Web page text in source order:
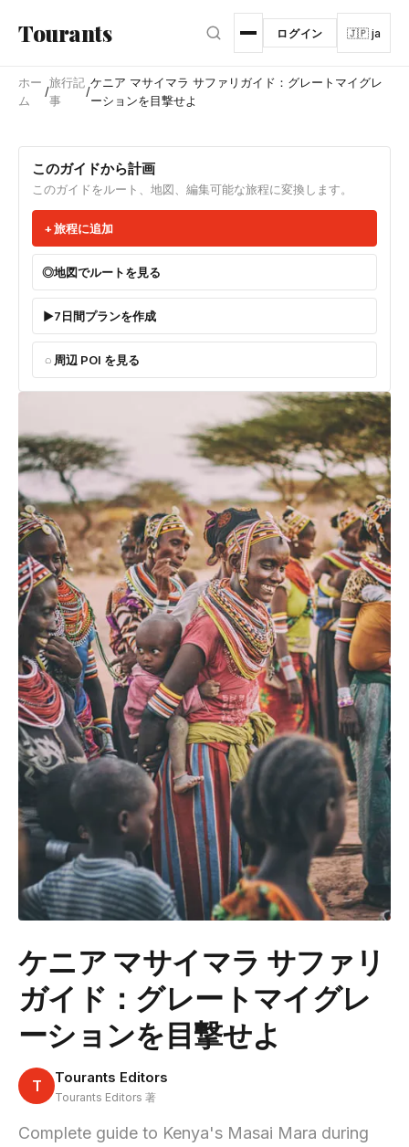
Tourants ログイン 🇯🇵 ja
ホー
ム
/
旅行記
事
/
ケニア マサイマラ サファリガイド：グレートマイグレ
ーションを目撃せよ
このガイドから計画
このガイドをルート、地図、編集可能な旅程に変換します。
旅程に追加
地図でルートを見る
7日間プランを作成
周辺 POI を見る
ケニア マサイマラ サファリ
ガイド：グレートマイグレ
ーションを目撃せよ
T Tourants Editors
Tourants Editors 著
Complete guide to Kenya's Masai Mara during